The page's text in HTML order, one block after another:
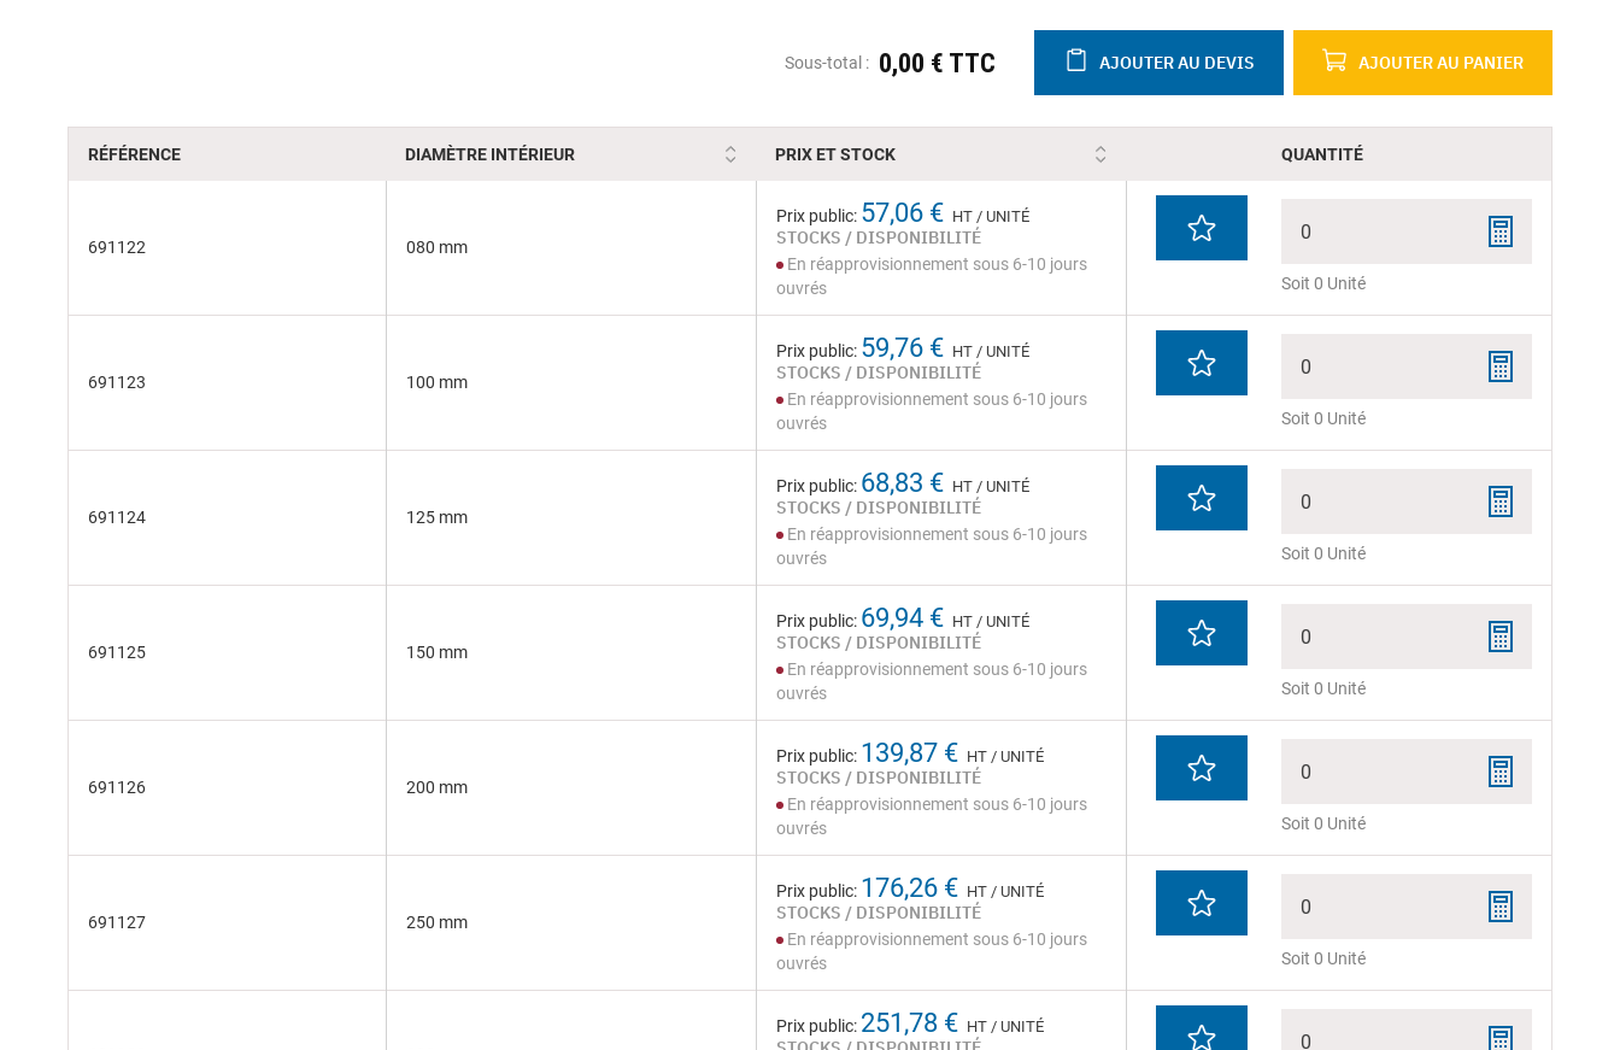
Sous-total : 0,00 € TTC AJOUTER AU DEVIS AJOUTER AU PANIER
RÉFÉRENCE DIAMÈTRE INTÉRIEUR PRIX ET STOCK QUANTITÉ
691122 080 mm
Prix public: 57,06 € HT / UNITÉ
STOCKS / DISPONIBILITÉ
En réapprovisionnement sous 6-10 jours
ouvrés
0
Soit 0 Unité
691123 100 mm
Prix public: 59,76 € HT / UNITÉ
STOCKS / DISPONIBILITÉ
En réapprovisionnement sous 6-10 jours
ouvrés
0
Soit 0 Unité
691124 125 mm
Prix public: 68,83 € HT / UNITÉ
STOCKS / DISPONIBILITÉ
En réapprovisionnement sous 6-10 jours
ouvrés
0
Soit 0 Unité
691125 150 mm
Prix public: 69,94 € HT / UNITÉ
STOCKS / DISPONIBILITÉ
En réapprovisionnement sous 6-10 jours
ouvrés
0
Soit 0 Unité
691126 200 mm
Prix public: 139,87 € HT / UNITÉ
STOCKS / DISPONIBILITÉ
En réapprovisionnement sous 6-10 jours
ouvrés
0
Soit 0 Unité
691127 250 mm
Prix public: 176,26 € HT / UNITÉ
STOCKS / DISPONIBILITÉ
En réapprovisionnement sous 6-10 jours
ouvrés
0
Soit 0 Unité
Prix public: 251,78 € HT / UNITÉ
0